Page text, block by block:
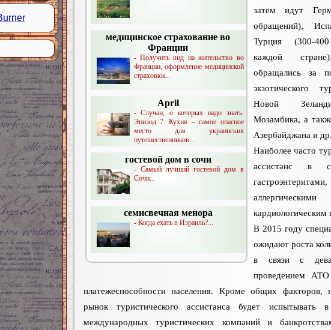
медицинское страхование во
Франции
- Получить вид на жительство во
Франции, оформление медицинской
страховки...
April
- Случаи, о которых надо знать.
Эпизод 7. Кухня – самое опасное
место для украинских
путешественников...
гостевой дом в сочи
- Самый лучший гостевой дом в
Сочи...
семисвечная менора
- Когда ехать в Израиль?...
затем идут
обращений),
Турция (300-
каждой
обращались за
экзотического
Новой
Мозамбика, а
Азербайджана и др.
Наиболее часто
ассистанс в
кардиологическим
В 2015 году
ожидают роста
в связи с
проведением
платежеспособности населения. Кроме общих факторов,
рынок туристического ассистанса будет
международных туристических компаний и